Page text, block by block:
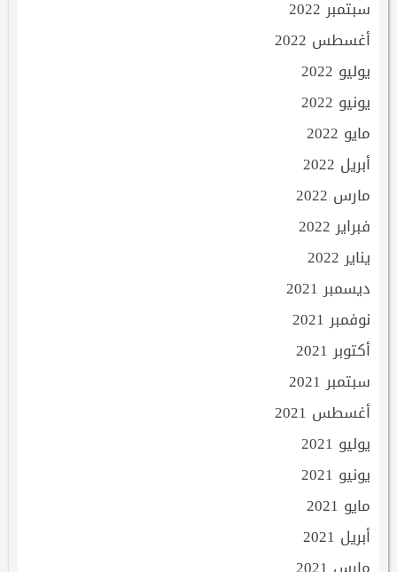
سبتمبر 2022
أغسطس 2022
يوليو 2022
يونيو 2022
مايو 2022
أبريل 2022
مارس 2022
فبراير 2022
يناير 2022
ديسمبر 2021
نوفمبر 2021
أكتوبر 2021
سبتمبر 2021
أغسطس 2021
يوليو 2021
يونيو 2021
مايو 2021
أبريل 2021